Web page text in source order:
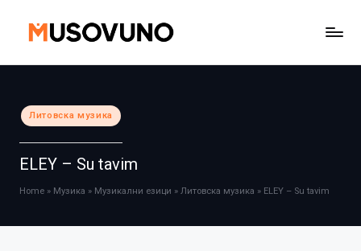
Posted
in
Литовска музика
ELEY – Su tavim
Home » Музика » Музикални езици » Литовска музика » ELEY – Su tavim